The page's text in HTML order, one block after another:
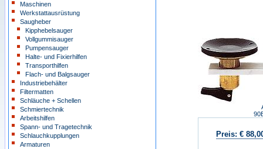
Maschinen
Werkstattausrüstung
Saugheber
Kipphebelsauger
Vollgummisauger
Pumpensauger
Halte- und Fixierhilfen
Transporthilfen
Flach- und Balgsauger
Industriebehälter
Filtermatten
Schläuche + Schellen
Schmiertechnik
Arbeitshilfen
Spann- und Tragetechnik
Schlauchkupplungen
Armaturen
Preis: €